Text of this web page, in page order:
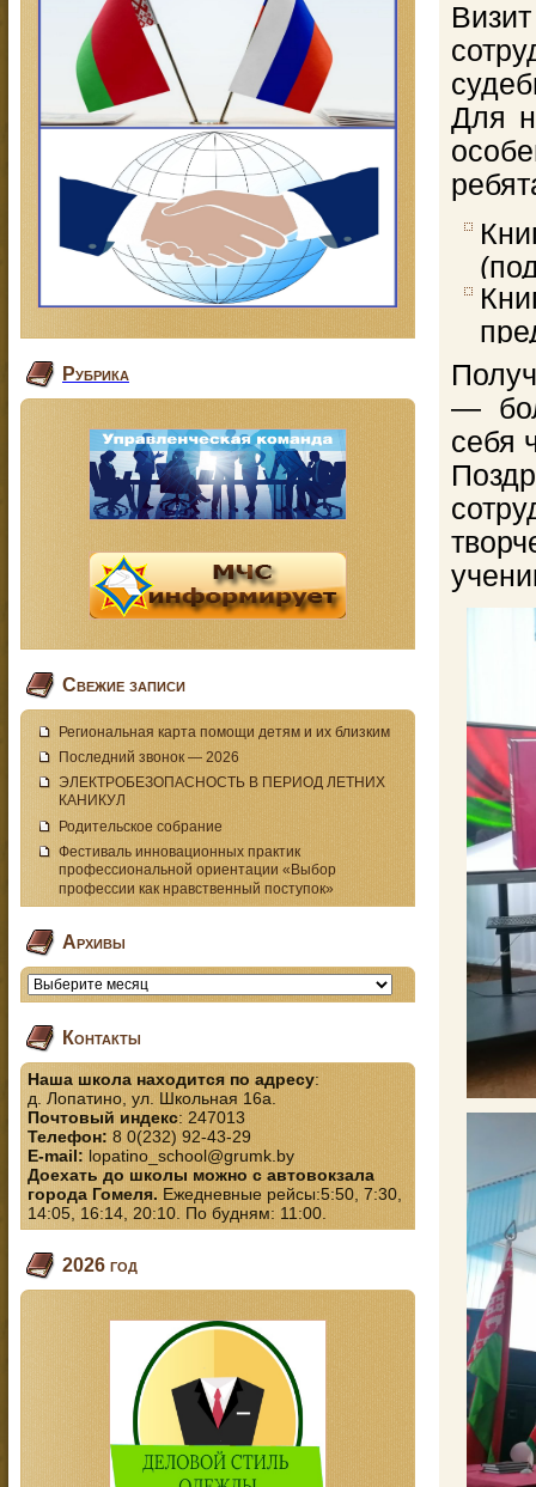
Рубрика
Свежие записи
Региональная карта помощи детям и их близким
Последний звонок — 2026
ЭЛЕКТРОБЕЗОПАСНОСТЬ В ПЕРИОД ЛЕТНИХ
КАНИКУЛ
Родительское собрание
Фестиваль инновационных практик
профессиональной ориентации «Выбор
профессии как нравственный поступок»
Архивы
Контакты
Наша школа находится по адресу:
д. Лопатино, ул. Школьная 16а.
Почтовый индекс: 247013
Телефон:8 0(232) 92-43-29
E-mail:lopatino_school@grumk.by
Доехать до школы можно с автовокзала
города Гомеля. Ежедневные рейсы:5:50, 7:30,
14:05, 16:14, 20:10. По будням: 11:00.
2026 год
Для
—
себя